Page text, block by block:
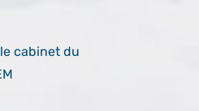
cabinet du